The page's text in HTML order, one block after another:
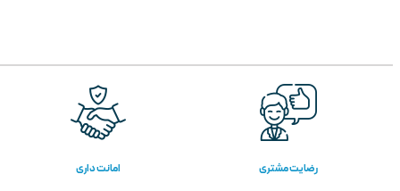
رضایت مشتری امانت داری